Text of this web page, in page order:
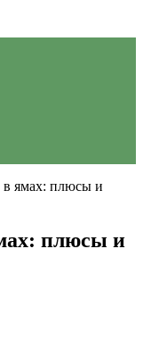
в ямах: плюсы и
плюсы и